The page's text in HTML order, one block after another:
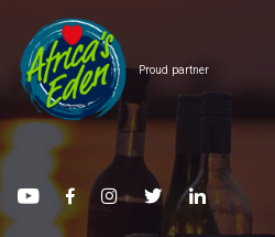
Proud partner